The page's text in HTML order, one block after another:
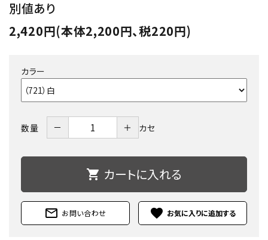
別値あり
2,420円(本体2,200円、税220円)
カラー
数量 － ＋ カセ
shopping_cart カートに入れる
mail_outline お問い合わせ favorite